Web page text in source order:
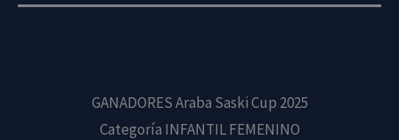
GANADORES Araba Saski Cup 2025
Categoría INFANTIL FEMENINO